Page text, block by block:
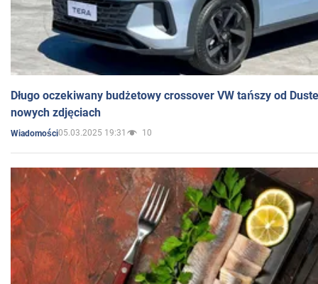
Długo oczekiwany budżetowy crossover VW tańszy od
nowych zdjęciach
Wiadomości05.03.2025 19:31 10